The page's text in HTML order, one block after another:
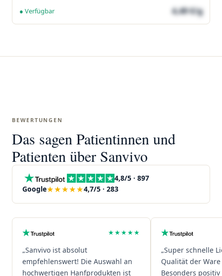
● Verfügbar 4,49 €/g
BEWERTUNGEN
Das sagen Patientinnen und
Patienten über Sanvivo
4,8/5 · 897
Google★★★★★4,7/5 · 283
★★★★★
„Sanvivo ist absolut
empfehlenswert! Die Auswahl an
hochwertigen Hanfprodukten ist
„Super schnelle
Qualität der
Besonders